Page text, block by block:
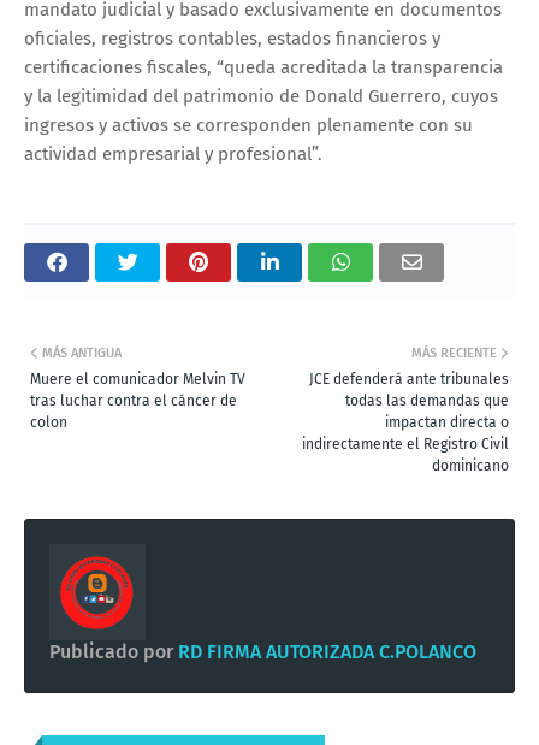
mandato judicial y basado exclusivamente en documentos
oficiales, registros contables, estados financieros y
certificaciones fiscales, “queda acreditada la transparencia
y la legitimidad del patrimonio de Donald Guerrero, cuyos
ingresos y activos se corresponden plenamente con su
actividad empresarial y profesional”.
MÁS RECIENTE
JCE defenderá ante tribunales
todas las demandas que
impactan directa o
indirectamente el Registro Civil
dominicano
MÁS ANTIGUA
Muere el comunicador Melvin TV
tras luchar contra el cáncer de
colon
Publicado por RD FIRMA AUTORIZADA C.POLANCO